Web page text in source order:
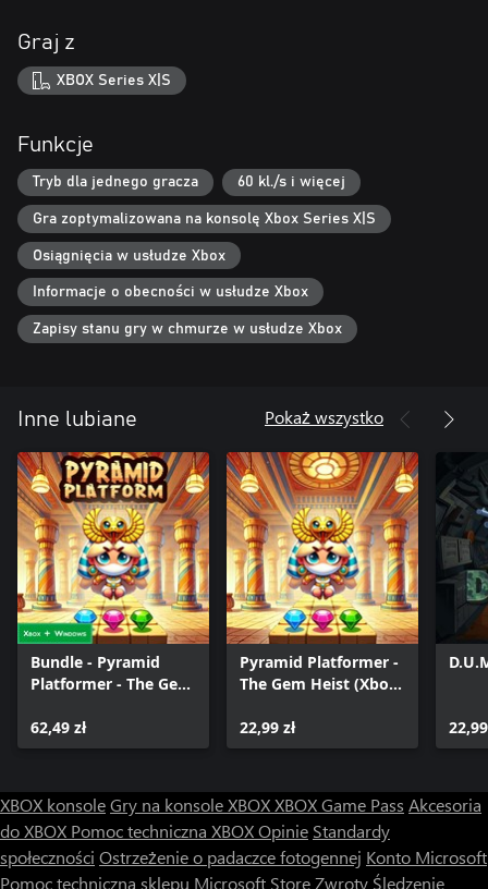
Graj z
XBOX Series X|S
Funkcje
Tryb dla jednego gracza 60 kl./s i więcej
Gra zoptymalizowana na konsolę Xbox Series X|S
Osiągnięcia w usłudze Xbox
Informacje o obecności w usłudze Xbox
Zapisy stanu gry w chmurze w usłudze Xbox
Inne lubiane Pokaż wszystko
Bundle - Pyramid
Platformer - The Gem
62,49 zł
Pyramid Platformer -
The Gem Heist (Xbox
22,99 zł
XBOX konsoleGry na konsole XBOXXBOX Game Pass Akcesoria
do XBOX Pomoc techniczna XBOXOpinie Standardy
społeczności Ostrzeżenie o padaczce fotogennej Konto Microsoft
Pomoc techniczna sklepu Microsoft StoreZwroty Śledzenie